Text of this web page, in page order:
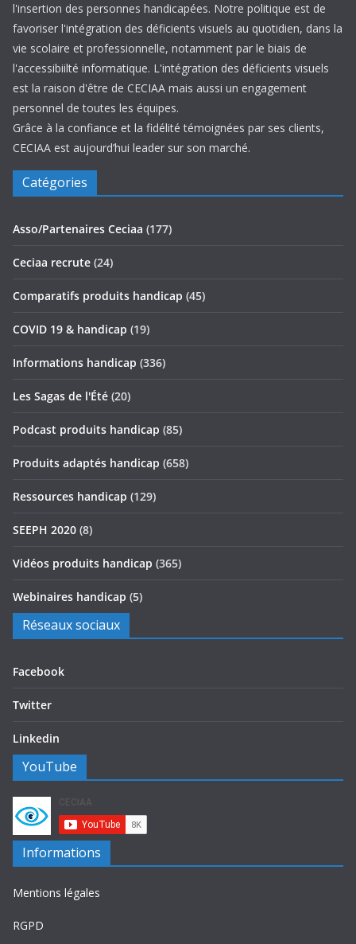
l'insertion des personnes handicapées. Notre politique est de
favoriser l'intégration des déficients visuels au quotidien, dans la
vie scolaire et professionnelle, notamment par le biais de
l'accessibiilté informatique. L'intégration des déficients visuels
est la raison d'être de CECIAA mais aussi un engagement
personnel de toutes les équipes.
Grâce à la confiance et la fidélité témoignées par ses clients,
CECIAA est aujourd’hui leader sur son marché.
Catégories
Asso/Partenaires Ceciaa (177)
Ceciaa recrute (24)
Comparatifs produits handicap (45)
COVID 19 & handicap (19)
Informations handicap (336)
Les Sagas de l'Été (20)
Podcast produits handicap (85)
Produits adaptés handicap (658)
Ressources handicap (129)
SEEPH 2020 (8)
Vidéos produits handicap (365)
Webinaires handicap (5)
Réseaux sociaux
Facebook
Twitter
Linkedin
YouTube
Informations
Mentions légales
RGPD